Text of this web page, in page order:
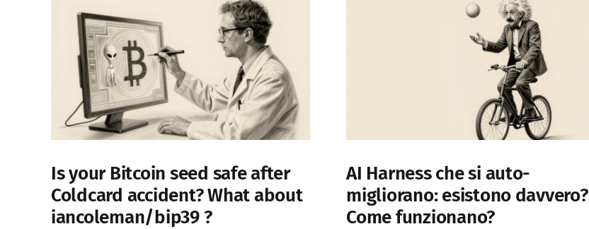
Is your Bitcoin seed safe after
Coldcard accident? What about
iancoleman/bip39 ?
AI Harness che si auto-
migliorano: esistono davvero?
Come funzionano?